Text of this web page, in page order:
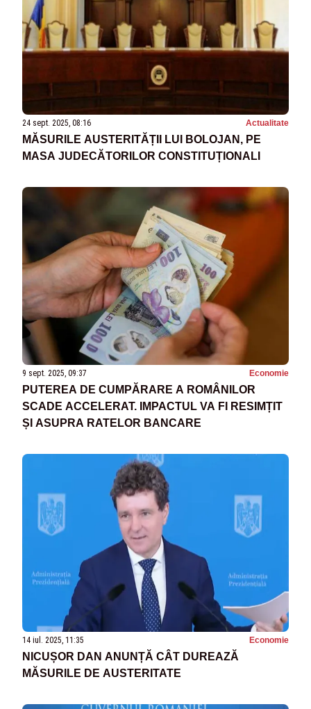
24 sept. 2025, 08:16 Actualitate
MĂSURILE AUSTERITĂȚII LUI BOLOJAN, PE
MASA JUDECĂTORILOR CONSTITUȚIONALI
9 sept. 2025, 09:37 Economie
PUTEREA DE CUMPĂRARE A ROMÂNILOR
SCADE ACCELERAT. IMPACTUL VA FI RESIMȚIT
ȘI ASUPRA RATELOR BANCARE
14 iul. 2025, 11:35 Economie
NICUȘOR DAN ANUNȚĂ CÂT DUREAZĂ
MĂSURILE DE AUSTERITATE